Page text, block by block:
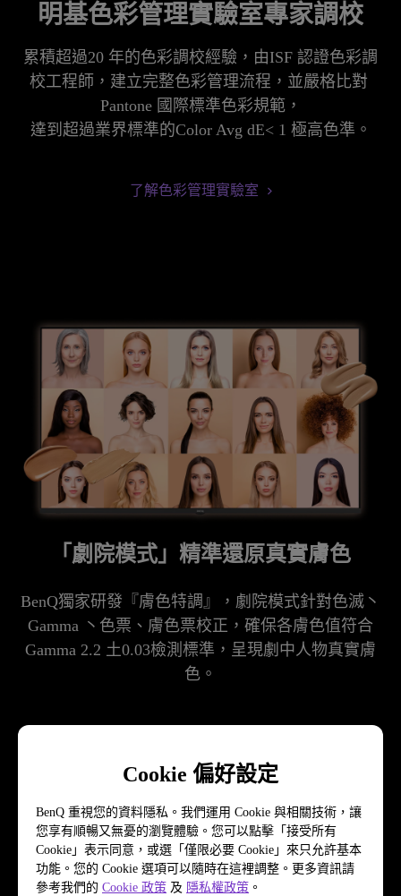
Cookie 偏好設定
BenQ 重視您的資料隱私。我們運用 Cookie 與相關技術，讓
您享有順暢又無憂的瀏覽體驗。您可以點擊「接受所有
Cookie」表示同意，或選「僅限必要 Cookie」來只允許基本
功能。您的 Cookie 選項可以隨時在這裡調整。更多資訊請
參考我們的 Cookie 政策 及 隱私權政策 。
明基色彩管理實驗室專家調校
累積超過20 年的色彩調校經驗，由ISF 認證色彩調
校工程師，建立完整色彩管理流程，並嚴格比對
Pantone 國際標準色彩規範，
達到超過業界標準的Color Avg dE< 1 極高色準。
了解色彩管理實驗室
「劇院模式」精準還原真實膚色
BenQ獨家研發『膚色特調』，劇院模式針對色滅丶
Gamma 丶色票、膚色票校正，確保各膚色值符合
Gamma 2.2 土0.03檢測標準，呈現劇中人物真實膚
色。
了解嚴格的膚色調校工序